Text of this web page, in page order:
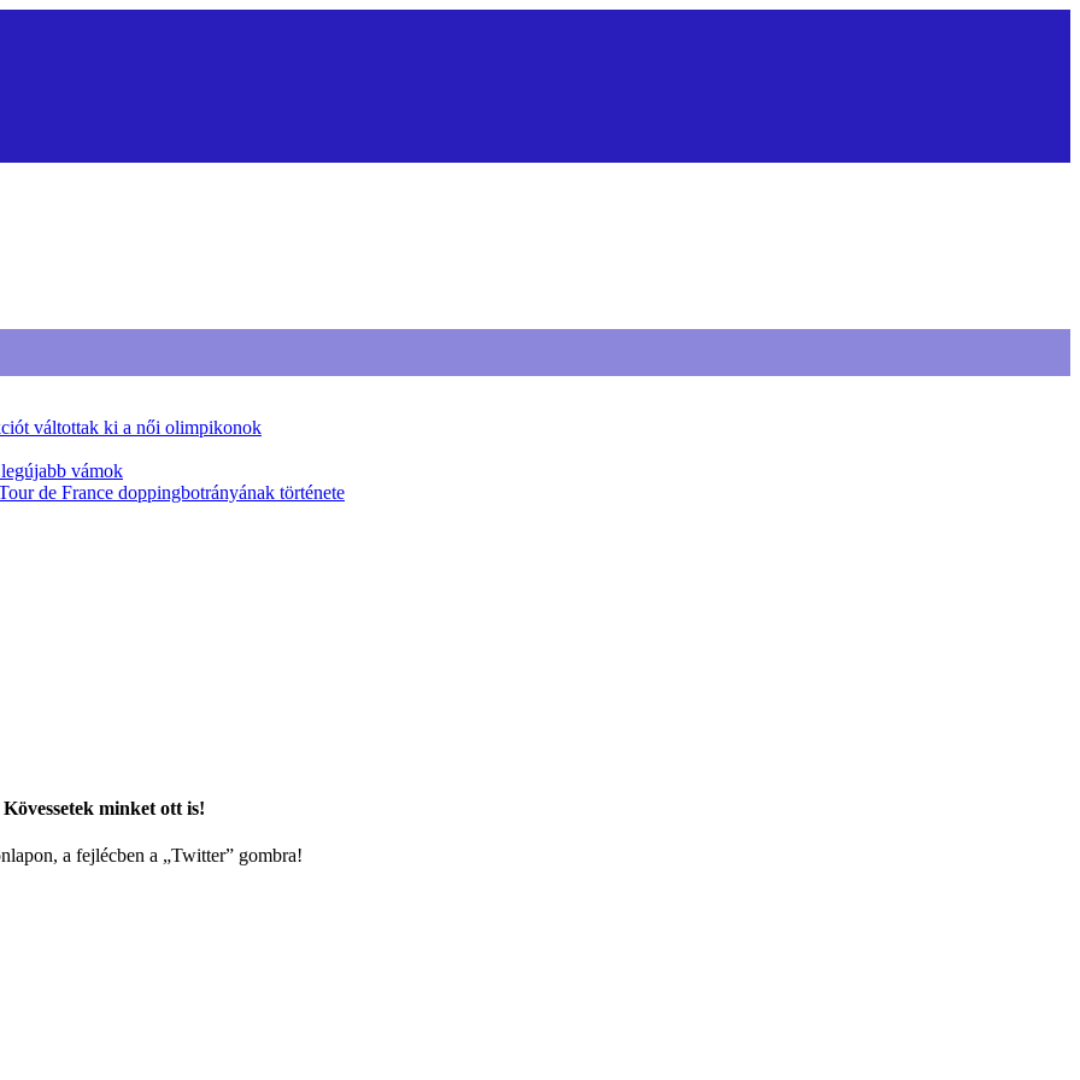
váltottak ki a női olimpikonok
vámok
de France doppingbotrányának története
minket ott is!
a fejlécben a „Twitter” gombra!